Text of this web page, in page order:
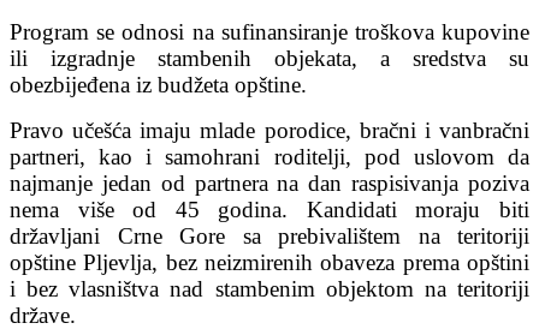
Program se odnosi na sufinansiranje troškova kupovine
ili izgradnje stambenih objekata, a sredstva su
obezbijeđena iz budžeta opštine.
Pravo učešća imaju mlade porodice, bračni i vanbračni
partneri, kao i samohrani roditelji, pod uslovom da
najmanje jedan od partnera na dan raspisivanja poziva
nema više od 45 godina. Kandidati moraju biti
državljani Crne Gore sa prebivalištem na teritoriji
opštine Pljevlja, bez neizmirenih obaveza prema opštini
i bez vlasništva nad stambenim objektom na teritoriji
države.